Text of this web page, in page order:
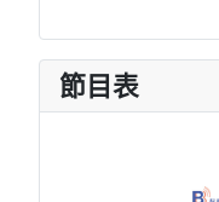
節目表